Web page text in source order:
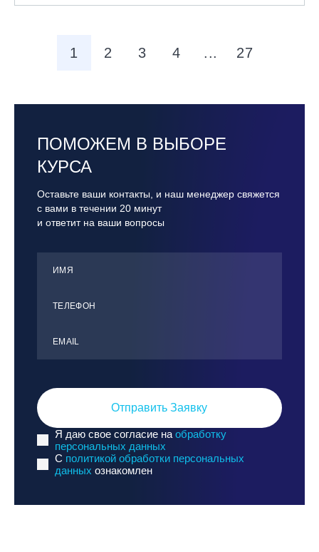
1 2 3 4 ... 27
ПОМОЖЕМ В ВЫБОРЕ
КУРСА
Оставьте ваши контакты, и наш менеджер свяжется
с вами в течении 20 минут
и ответит на ваши вопросы
ИМЯ
ТЕЛЕФОН
ЕMАIL
Отправить Заявку
Я даю свое согласие на обработку
персональных данных
C политикой обработки персональных
данных ознакомлен